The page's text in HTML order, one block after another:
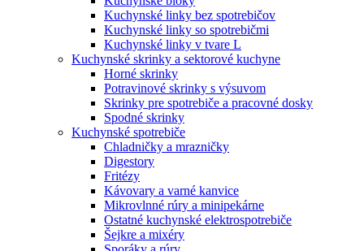
Kuchynské linky bez spotrebičov
Kuchynské linky so spotrebičmi
Kuchynské linky v tvare L
Kuchynské skrinky a sektorové kuchyne
Horné skrinky
Potravinové skrinky s výsuvom
Skrinky pre spotrebiče a pracovné dosky
Spodné skrinky
Kuchynské spotrebiče
Chladničky a mrazničky
Digestory
Fritézy
Kávovary a varné kanvice
Mikrovlnné rúry a minipekárne
Ostatné kuchynské elektrospotrebiče
Šejkre a mixéry